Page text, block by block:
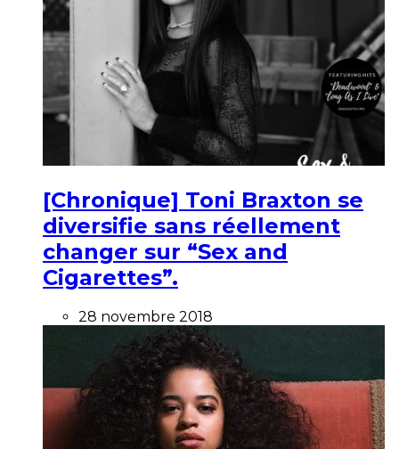
[Chronique] Toni Braxton se
diversifie sans réellement
changer sur “Sex and
Cigarettes”.
28 novembre 2018